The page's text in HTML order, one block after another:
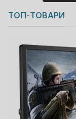
Copyright
JoomShopping
ТОП-ТОВАРИ